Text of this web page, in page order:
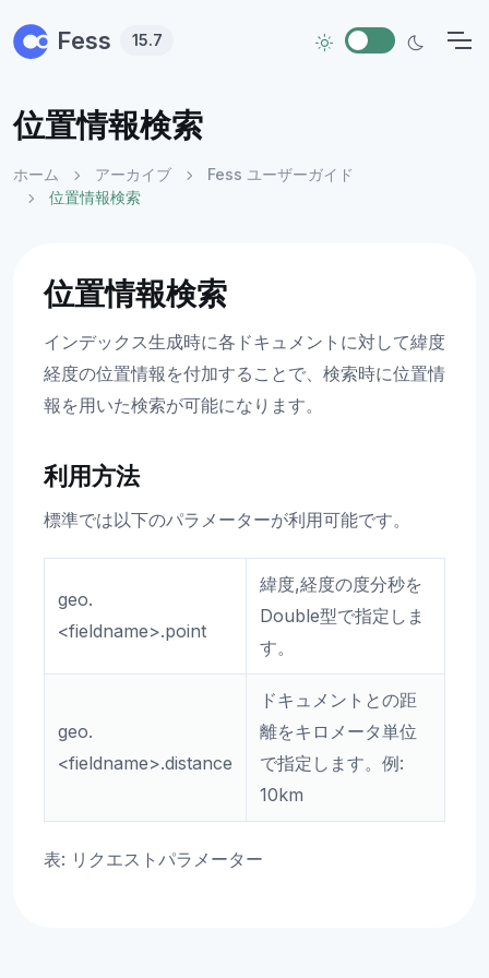
Fess 15.7
位置情報検索
ホーム アーカイブ
Fess ユーザーガイド
位置情報検索
位置情報検索
インデックス生成時に各ドキュメントに対して緯度
経度の位置情報を付加することで、検索時に位置情
報を用いた検索が可能になります。
利用方法
標準では以下のパラメーターが利用可能です。
geo.
<fieldname>.point
緯度,経度の度分秒を
Double型で指定しま
す。
geo.
<fieldname>.distance
ドキュメントとの距
離をキロメータ単位
で指定します。例:
10km
表: リクエストパラメーター